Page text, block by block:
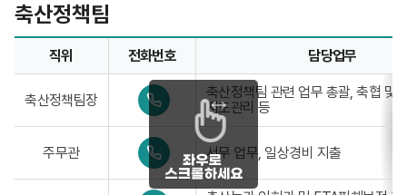
8
0
0
축산정책팀
축산정책팀업무담당자의 정보로 직위, 전화번호, 담당업무를
직위 전화번호 담당업무
축산정책팀장
0
4
3
3
9
축산정책팀 관련 업무 총괄, 축협 및
지도관리 등
주무관
0
4
1
-
서무 업무, 일상경비 지출